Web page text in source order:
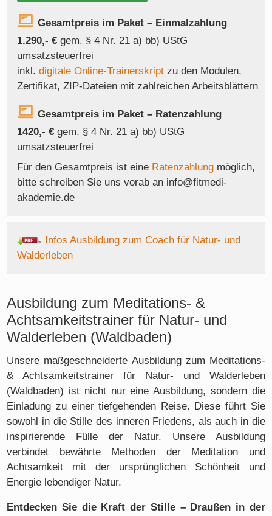
Gesamtpreis im Paket – Einmalzahlung
1.290,- € gem. § 4 Nr. 21 a) bb) UStG
umsatzsteuerfrei
inkl. digitale Online-Trainerskript zu den Modulen,
Zertifikat, ZIP-Dateien mit zahlreichen Arbeitsblättern
Gesamtpreis im Paket – Ratenzahlung
1420,- € gem. § 4 Nr. 21 a) bb) UStG
umsatzsteuerfrei
Für den Gesamtpreis ist eine Ratenzahlung möglich,
bitte schreiben Sie uns vorab an info@fitmedi-
akademie.de
Infos Ausbildung zum Coach für Natur- und
Walderleben
Ausbildung zum Meditations- &
Achtsamkeitstrainer für Natur- und
Walderleben (Waldbaden)
Unsere maßgeschneiderte Ausbildung zum Meditations-
& Achtsamkeitstrainer für Natur- und Walderleben
(Waldbaden) ist nicht nur eine Ausbildung, sondern die
Einladung zu einer tiefgehenden Reise. Diese führt Sie
sowohl in die Stille des inneren Friedens, als auch in die
inspirierende Fülle der Natur. Unsere Ausbildung
verbindet bewährte Methoden der Meditation und
Achtsamkeit mit der ursprünglichen Schönheit und
Energie lebendiger Natur.
Entdecken Sie die Kraft der Stille – Draußen in der